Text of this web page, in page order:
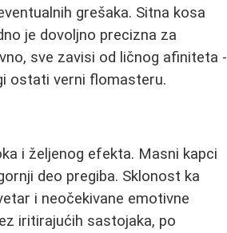
grešaka. Sitna kosa
je dovoljno precizna za
sve zavisi od ličnog afiniteta -
ostati verni flomasteru.
i željenog efekta. Masni kapci
deo pregiba. Sklonost ka
i neočekivane emotivne
iritirajućih sastojaka, po